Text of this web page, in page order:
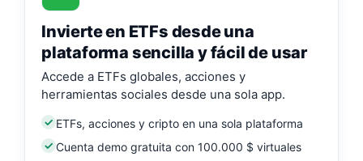
Invierte en ETFs desde una
plataforma sencilla y fácil de usar
Accede a ETFs globales, acciones y
herramientas sociales desde una sola app.
ETFs, acciones y cripto en una sola plataforma
Cuenta demo gratuita con 100.000 $ virtuales